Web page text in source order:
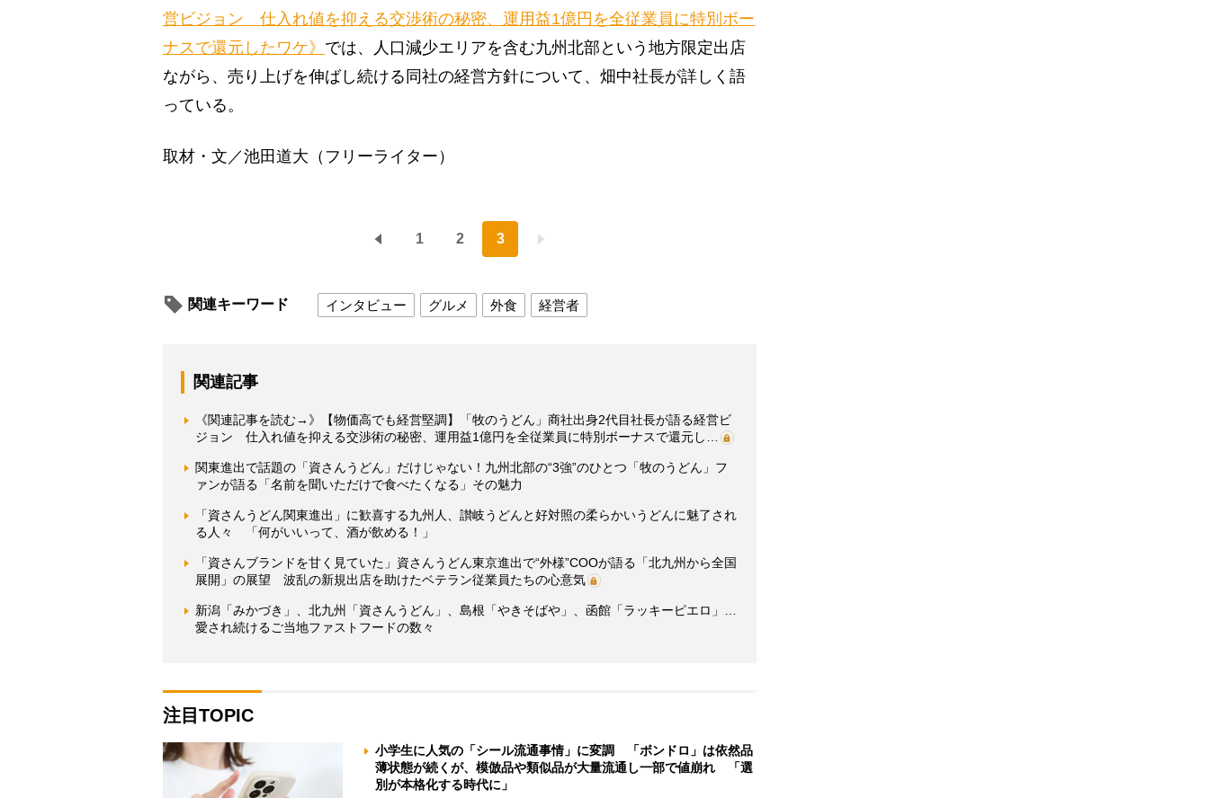
営ビジョン 仕入れ値を抑える交渉術の秘密、運用益1億円を全従業員に特別ボー
ナスで還元したワケ》 では、人口減少エリアを含む九州北部という地方限定出店
ながら、売り上げを伸ばし続ける同社の経営方針について、畑中社長が詳しく語
っている。
取材・文／池田道大（フリーライター）
1 2 3
関連キーワード インタビュー グルメ 外食 経営者
関連記事
《関連記事を読む→》【物価高でも経営堅調】「牧のうどん」商社出身2代目社長が語る経営ビ
ジョン 仕入れ値を抑える交渉術の秘密、運用益1億円を全従業員に特別ボーナスで還元し…
関東進出で話題の「資さんうどん」だけじゃない！九州北部の“3強”のひとつ「牧のうどん」フ
ァンが語る「名前を聞いただけで食べたくなる」その魅力
「資さんうどん関東進出」に歓喜する九州人、讃岐うどんと好対照の柔らかいうどんに魅了され
る人々 「何がいいって、酒が飲める！」
「資さんブランドを甘く見ていた」資さんうどん東京進出で“外様”COOが語る「北九州から全国
展開」の展望 波乱の新規出店を助けたベテラン従業員たちの心意気
新潟「みかづき」、北九州「資さんうどん」、島根「やきそばや」、函館「ラッキーピエロ」…
愛され続けるご当地ファストフードの数々
注目TOPIC
小学生に人気の「シール流通事情」に変調 「ボンドロ」は依然品
薄状態が続くが、模倣品や類似品が大量流通し一部で値崩れ 「選
別が本格化する時代に」